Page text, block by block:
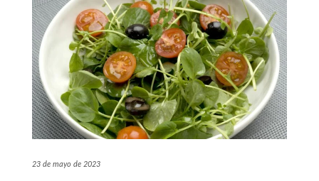
23 de mayo de 2023